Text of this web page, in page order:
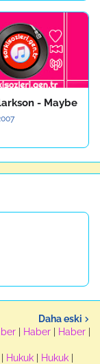
- Maybe
Daha eski
Haber Haber
Hukuk Hukuk